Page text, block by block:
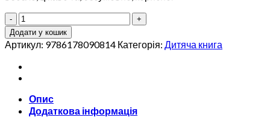
Школярик.
Веселі
пригоди
кількість
Додати у кошик
Артикул: 9786178090814 Категорія: Дитяча книга
Опис
Додаткова інформація